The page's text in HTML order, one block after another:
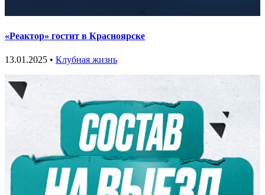
«Реактор» гостит в Красноярске
13.01.2025 • Клубная жизнь